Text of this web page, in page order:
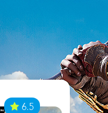
6.5